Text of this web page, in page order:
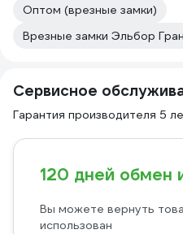
Оптом (врезные замки)
Врезные замки Эльбор
Сервисное
Гарантия производителя 5
120 дней обмен
Вы можете вернуть
использован